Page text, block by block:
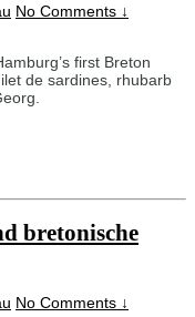
No Comments ↓
first Breton
de sardines, rhubarb
bretonische
No Comments ↓